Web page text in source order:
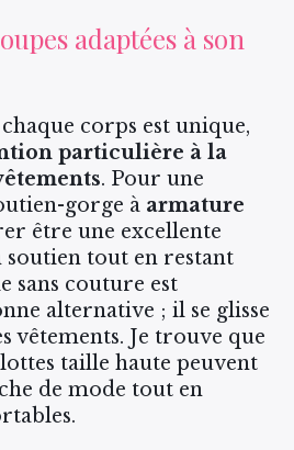
adaptées à son
corps est unique,
particulière à la
. Pour une
gorge à armature
être une excellente
tout en restant
sans couture est
alternative ; il se glisse
vêtements. Je trouve que
taille haute peuvent
de mode tout en